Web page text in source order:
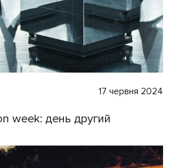
17 червня 2024
week: день другий